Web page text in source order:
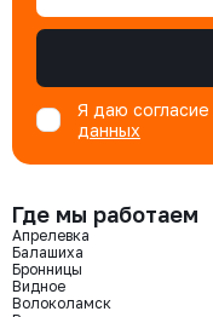
Я даю согласие
данных
Где мы работаем
Апрелевка
Балашиха
Бронницы
Видное
Волоколамск